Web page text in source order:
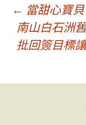
文
章
導
← 當甜心寶
南山白石洲
批回簽目標